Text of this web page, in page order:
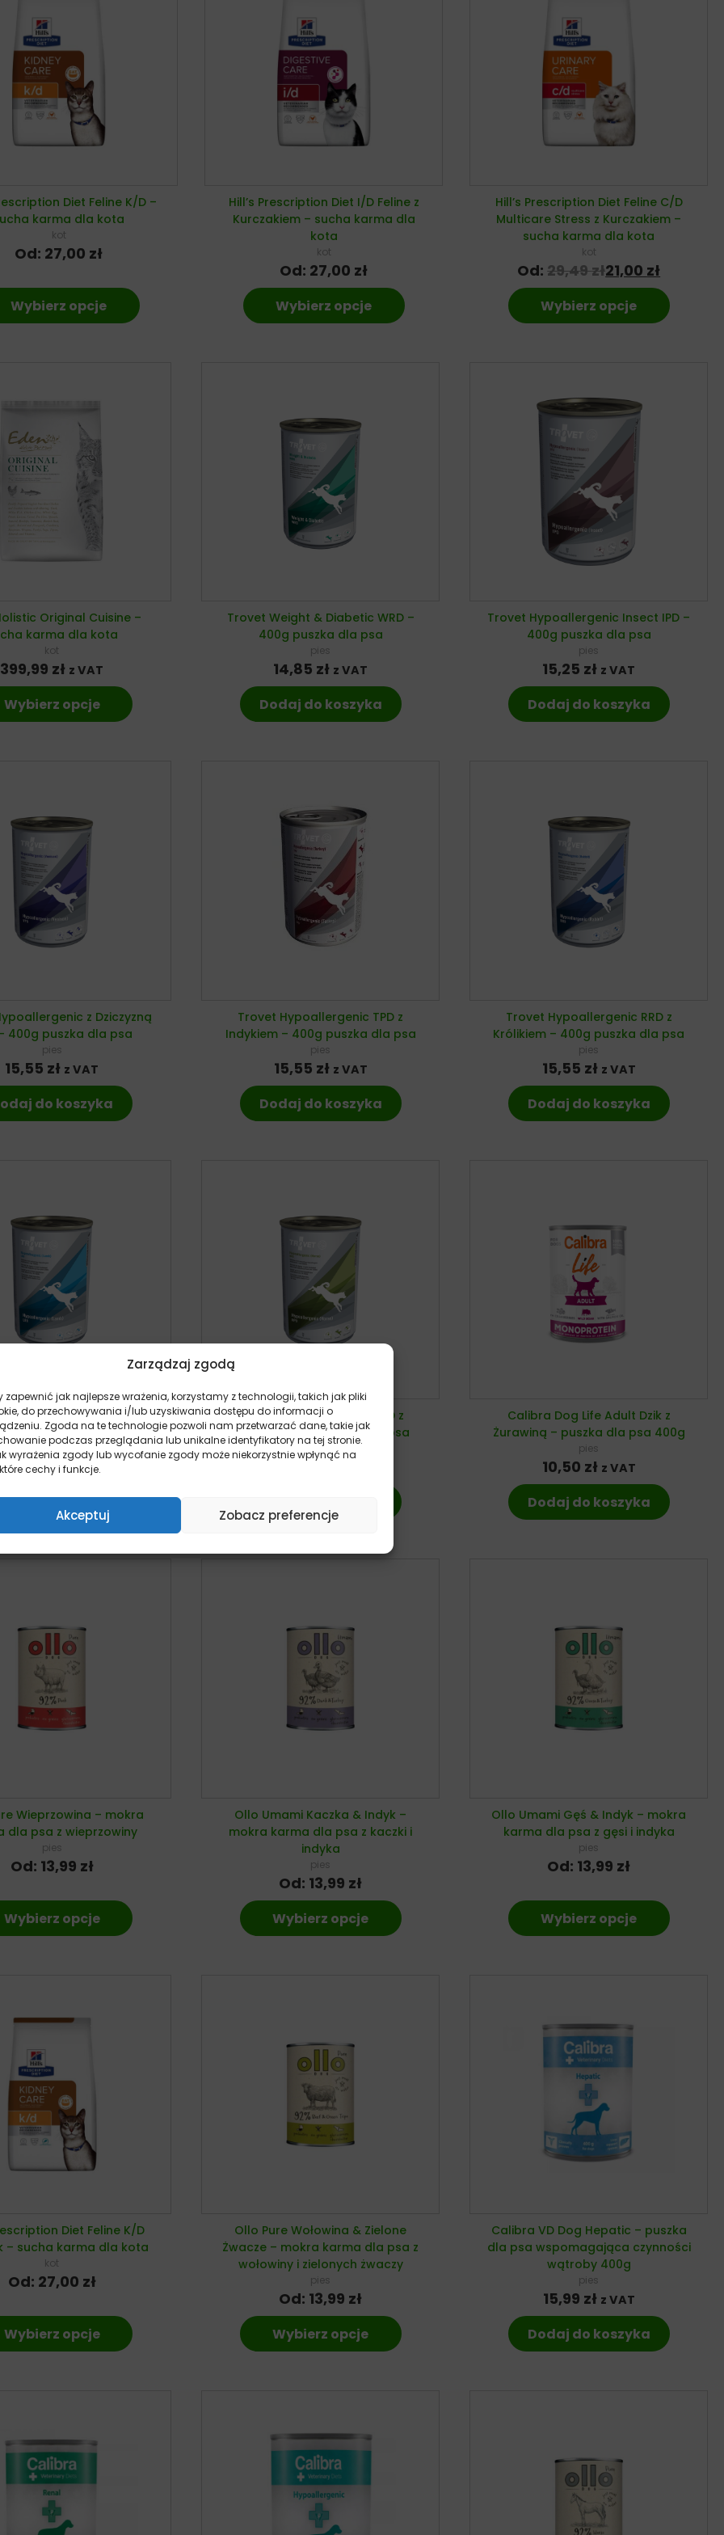
Zarządzaj zgodą
zapewnić jak najlepsze wrażenia, korzystamy z technologii, takich jak pliki
do przechowywania i/lub uzyskiwania dostępu do informacji o
Zgoda na te technologie pozwoli nam przetwarzać dane, takie jak
podczas przeglądania lub unikalne identyfikatory na tej stronie.
wyrażenia zgody lub wycofanie zgody może niekorzystnie wpłynąć na
cechy i funkcje.
Akceptuj Zobacz preferencje
Diet Feline K/D –
karma dla kota
kot
Od: 27,00 zł
Wybierz opcje
Hill’s Prescription Diet I/D Feline z
Kurczakiem – sucha karma dla
kota
kot
Od: 27,00 zł
Wybierz opcje
Hill’s Prescription Diet Feline C/D
Multicare Stress z Kurczakiem –
sucha karma dla kota
kot
Od:29,49zł21,00 zł
Wybierz opcje
Original Cuisine –
karma dla kota
kot
399,99 zł z VAT
Wybierz opcje
Trovet Weight & Diabetic WRD –
400g puszka dla psa
pies
14,85 zł z VAT
Dodaj do koszyka
Trovet Hypoallergenic Insect IPD –
400g puszka dla psa
pies
15,25 zł z VAT
Dodaj do koszyka
z Dziczyzną
400g puszka dla psa
pies
15,55 zł z VAT
do koszyka
Trovet Hypoallergenic TPD z
Indykiem – 400g puszka dla psa
pies
15,55 zł z VAT
Dodaj do koszyka
Trovet Hypoallergenic RRD z
Królikiem – 400g puszka dla psa
pies
15,55 zł z VAT
Dodaj do koszyka
Hypoallergenic LRD z
– 400g puszka dla psa
pies
15,55zł z VAT
do koszyka
Trovet Hypoallergenic HPD z
Koniną – 400g puszka dla psa
pies
16,95 zł
Calibra Dog Life Adult Dzik z
Żurawiną – puszka dla psa 400g
pies
10,50 zł z VAT
Dodaj do koszyka
Wieprzowina – mokra
dla psa z wieprzowiny
pies
Od: 13,99 zł
Wybierz opcje
Ollo Umami Kaczka & Indyk –
mokra karma dla psa z kaczki i
indyka
pies
Od: 13,99 zł
Wybierz opcje
Ollo Umami Gęś & Indyk – mokra
karma dla psa z gęsi i indyka
pies
Od: 13,99 zł
Wybierz opcje
Diet Feline K/D
– sucha karma dla kota
kot
Od: 27,00 zł
Wybierz opcje
Ollo Pure Wołowina & Zielone
Żwacze – mokra karma dla psa z
wołowiny i zielonych żwaczy
pies
Od: 13,99 zł
Wybierz opcje
Calibra VD Dog Hepatic – puszka
dla psa wspomagająca czynności
wątroby 400g
pies
15,99 zł z VAT
Dodaj do koszyka